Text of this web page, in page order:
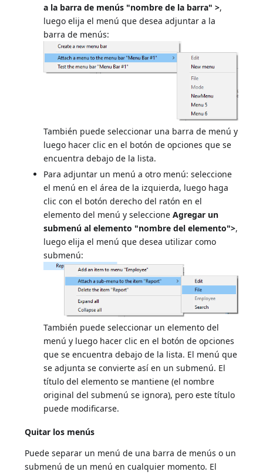
a la barra de menús "nombre de la barra" >,
luego elija el menú que desea adjuntar a la
barra de menús:
También puede seleccionar una barra de menú y
luego hacer clic en el botón de opciones que se
encuentra debajo de la lista.
Para adjuntar un menú a otro menú: seleccione
el menú en el área de la izquierda, luego haga
clic con el botón derecho del ratón en el
elemento del menú y seleccioneAgregar un
submenú al elemento "nombre del elemento">,
luego elija el menú que desea utilizar como
submenú:
También puede seleccionar un elemento del
menú y luego hacer clic en el botón de opciones
que se encuentra debajo de la lista. El menú que
se adjunta se convierte así en un submenú. El
título del elemento se mantiene (el nombre
original del submenú se ignora), pero este título
puede modificarse.
Quitar los menús
Puede separar un menú de una barra de menús o un
submenú de un menú en cualquier momento. El